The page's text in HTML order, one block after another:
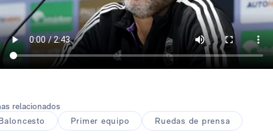
relacionados
Primer equipo Ruedas de prensa